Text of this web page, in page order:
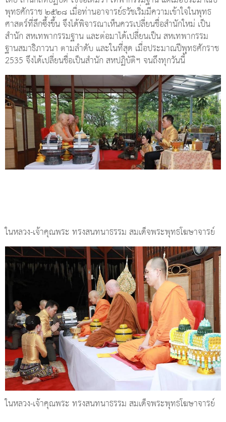
พุทธศักราช ๒๕๒๘ เมื่อท่านอาจารย์ธวัชเริ่มมีความเข้าใจในพุทธ
ศาสตร์ที่ลึกซึ้งขึ้น จึงได้พิจารณาเห็นควรเปลี่ยนชื่อสำนักใหม่ เป็น
สำนัก สหเทพากรรมฐาน และต่อมาได้เปลี่ยนเป็น สหเทพากรรม
ฐานสมาธิภาวนา ตามลำดับ และในที่สุด เมื่อประมาณปีพุทธศักราช
2535 จึงได้เปลี่ยนชื่อเป็นสำนัก สหปฏิบัติฯ จนถึงทุกวันนี้
ในหลวง-เจ้าคุณพระ ทรงสนทนาธรรม สมเด็จพระพุทธโฆษาจารย์
ในหลวง-เจ้าคุณพระ ทรงสนทนาธรรม สมเด็จพระพุทธโฆษาจารย์